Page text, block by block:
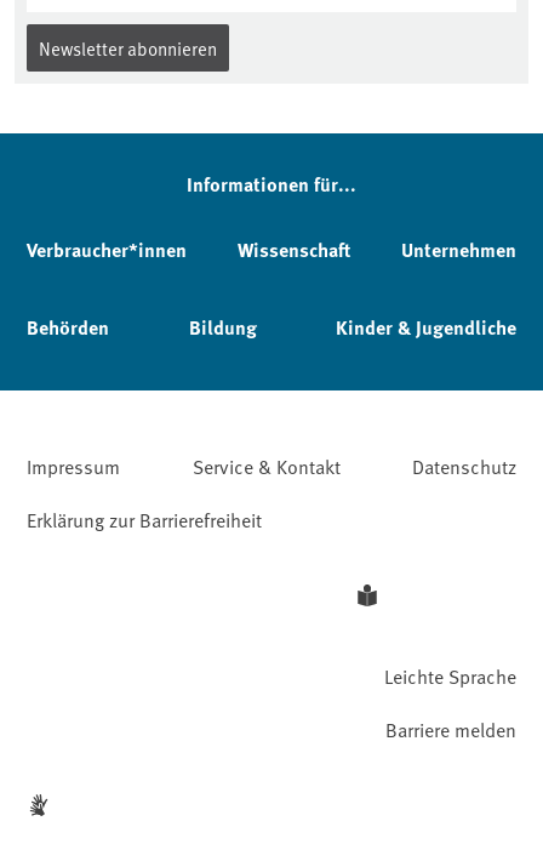
Newsletter abonnieren
Informationen für...
Verbraucher*innen Wissenschaft Unternehmen
Behörden Bildung Kinder & Jugendliche
Impressum Service & Kontakt
Datenschutz
Erklärung zur Barrierefreiheit
Leichte Sprache
Barriere melden